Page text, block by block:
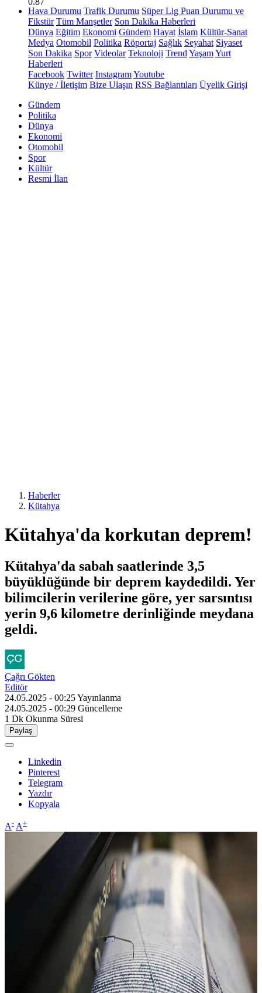
Hava Durumu Trafik Durumu Süper Lig Puan Durumu ve
Fikstür Tüm Manşetler Son Dakika Haberleri
Dünya Eğitim Ekonomi Gündem Hayat İslam Kültür-Sanat
Medya Otomobil Politika Röportaj Sağlık Seyahat Siyaset
Son Dakika Spor Videolar Teknoloji Trend YaşamYurt
Haberleri
Facebook Twitter InstagramYoutube
Künye / İletişim Bize Ulaşın RSS Bağlantıları Üyelik Girişi
Gündem
Politika
Dünya
Ekonomi
Otomobil
Spor
Kültür
Resmi İlan
Haberler
Kütahya
Kütahya'da korkutan deprem!
Kütahya'da sabah saatlerinde 3,5
büyüklüğünde bir deprem kaydedildi. Yer
bilimcilerin verilerine göre, yer sarsıntısı
yerin 9,6 kilometre derinliğinde meydana
geldi.
Çağrı Gökten
Editör
24.05.2025 - 00:25Yayınlanma
24.05.2025 - 00:29 Güncelleme
1 Dk Okunma Süresi
Paylaş
Linkedin
Pinterest
Telegram
Yazdır
Kopyala
A- A+